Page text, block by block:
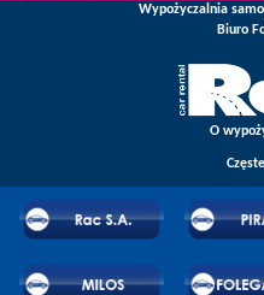
Wypożyczalnia
Biuro
O